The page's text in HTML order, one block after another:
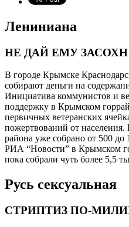
Лениниана
НЕ ДАЙ ЕМУ
В городе Крымске
собирают деньги на
Инициатива коммунистов и
поддержку в Крымском
первичных ветеранских
пожертвований от населения.
района уже собрано от 500
РИА “Новости” в Крымском
пока собрали чуть более 5,5
Русь сексуальная
СТРИПТИЗ ПО-